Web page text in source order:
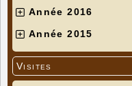
Année 2016
Année 2015
Visites